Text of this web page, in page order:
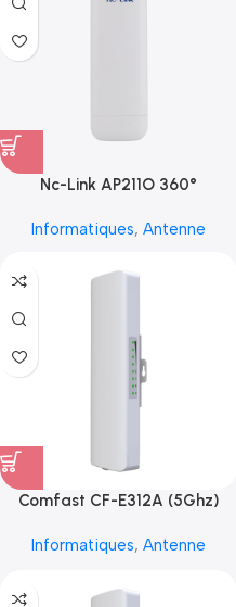
Nc-Link AP211O 360°
Informatiques, Antenne
Comfast CF-E312A (5Ghz)
Informatiques, Antenne